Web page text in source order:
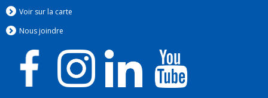
Voir sur la carte
Nous joindre